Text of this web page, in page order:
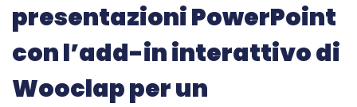
presentazioni PowerPoint
con l’add-in interattivo di
Wooclap per un